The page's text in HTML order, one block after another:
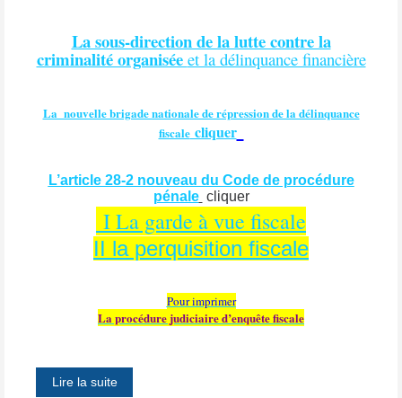
La sous-direction de la lutte contre la
criminalité organisée et la délinquance financière
La nouvelle brigade nationale de répression de la délinquance
fiscalecliquer
L’article 28-2 nouveau du Code de procédure
pénale cliquer
I La garde à vue fiscale
II la perquisition fiscale
Pour imprimer
La procédure judiciaire d’enquête fiscale
Lire la suite